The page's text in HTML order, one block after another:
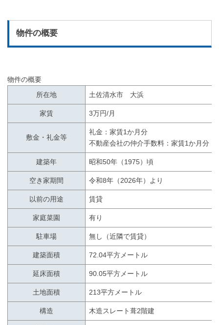
物件の概要
物件の概要
所在地
土佐清水市 大浜
家賃 3万円/月
敷金・礼金等
礼金：家賃1か月分
不動産会社の仲介手数料：家賃1か月分
建築年 昭和50年（1975）頃
空き家期間 令和8年（2026年）より
以前の用途 賃貸
家庭菜園 有り
駐車場 無し（近隣で賃貸）
建築面積 72.04平方メートル
延床面積 90.05平方メートル
土地面積 213平方メートル
構造 木造スレート葺2階建